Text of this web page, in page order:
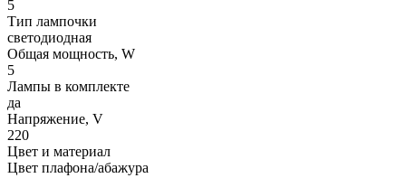
5
Тип лампочки
светодиодная
Общая мощность, W
5
Лампы в комплекте
да
Напряжение, V
220
Цвет и материал
Цвет плафона/абажура